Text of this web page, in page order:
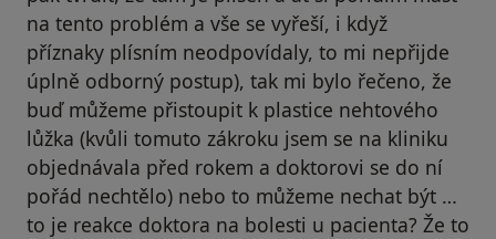
na tento problém a vše se vyřeší, i když
příznaky plísním neodpovídaly, to mi nepřijde
úplně odborný postup), tak mi bylo řečeno, že
buď můžeme přistoupit k plastice nehtového
lůžka (kvůli tomuto zákroku jsem se na kliniku
objednávala před rokem a doktorovi se do ní
pořád nechtělo) nebo to můžeme nechat být …
to je reakce doktora na bolesti u pacienta? Že to